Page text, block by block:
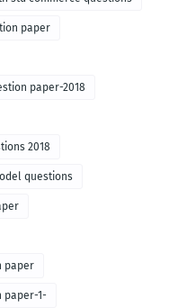
paper
paper-2018
2018
questions
paper
paper-1-